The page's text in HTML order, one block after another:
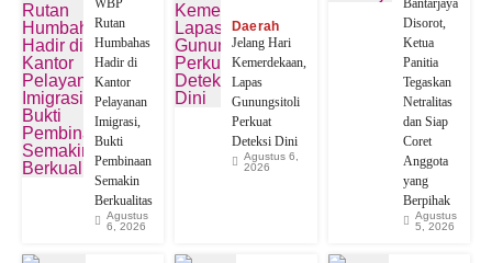
WBP
Rutan
Humbahas
Hadir di
Kantor
Pelayanan
Imigrasi,
Bukti
Pembinaan
Semakin
Berkualitas
Agustus
6, 2026
Daerah
Jelang Hari
Kemerdekaan,
Lapas
Gunungsitoli
Perkuat
Deteksi Dini
Agustus 6,
2026
Bantarjaya
Disorot,
Ketua
Panitia
Tegaskan
Netralitas
dan Siap
Coret
Anggota
yang
Berpihak
Agustus
5, 2026